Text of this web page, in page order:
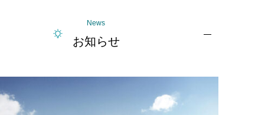
News
お知らせ